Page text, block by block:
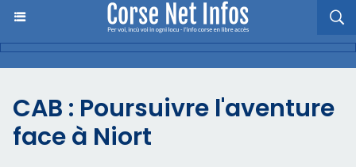
CAB : Poursuivre l'aventure
face à Niort